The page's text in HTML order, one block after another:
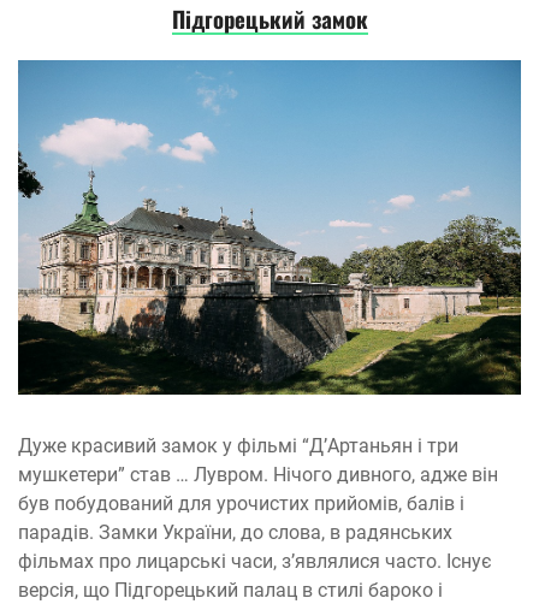
Підгорецький замок
Дуже красивий замок у фільмі “Д’Артаньян і три
мушкетери” став … Лувром. Нічого дивного, адже він
був побудований для урочистих прийомів, балів і
парадів. Замки України, до слова, в радянських
фільмах про лицарські часи, з’являлися часто. Існує
версія, що Підгорецький палац в стилі бароко і